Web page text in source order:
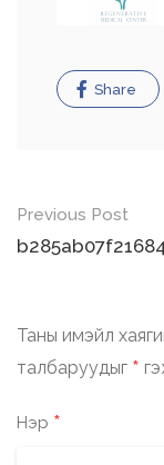
Share
Post
Previous Post
Таны имэйл
талбаруудыг *
Нэр *